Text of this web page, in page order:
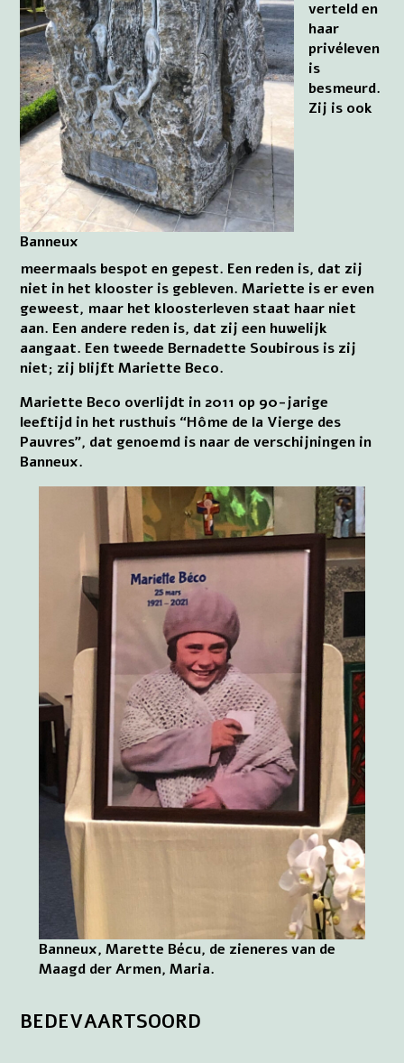
Banneux
verteld en
haar
privéleven
is
besmeurd.
Zij is ook
meermaals bespot en gepest. Een reden is, dat zij
niet in het klooster is gebleven. Mariette is er even
geweest, maar het kloosterleven staat haar niet
aan. Een andere reden is, dat zij een huwelijk
aangaat. Een tweede Bernadette Soubirous is zij
niet; zij blijft Mariette Beco.
Mariette Beco overlijdt in 2011 op 90-jarige
leeftijd in het rusthuis “Hôme de la Vierge des
Pauvres”, dat genoemd is naar de verschijningen in
Banneux.
Banneux, Marette Bécu, de zieneres van de
Maagd der Armen, Maria.
BEDEVAARTSOORD